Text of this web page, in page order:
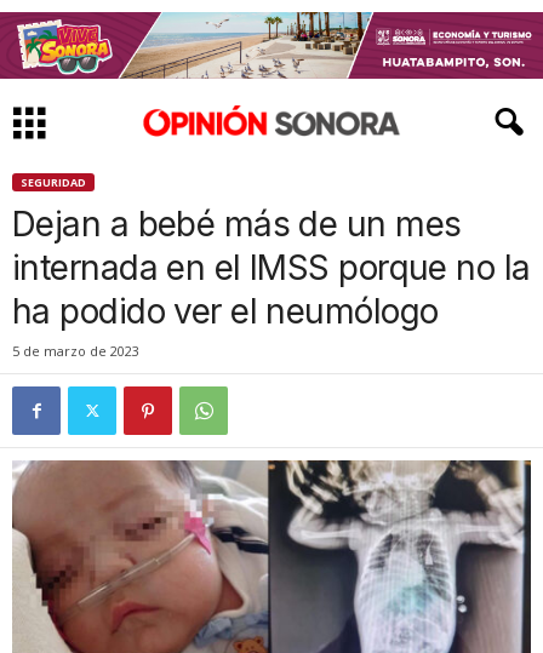
SEGURIDAD
Dejan a bebé más de un mes
internada en el IMSS porque no la
ha podido ver el neumólogo
5 de marzo de 2023